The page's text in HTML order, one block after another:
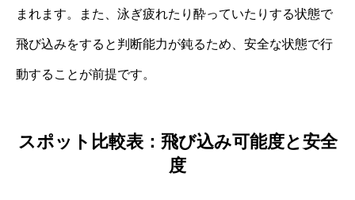
まれます。また、泳ぎ疲れたり酔っていたりする状態で
飛び込みをすると判断能力が鈍るため、安全な状態で行
動することが前提です。
スポット比較表：飛び込み可能度と安全
度